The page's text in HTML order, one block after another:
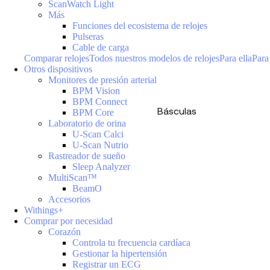
Básculas
ScanWatch Light
Más
Funciones del ecosistema de relojes
Pulseras
Cable de carga
Comparar relojesTodos nuestros modelos de relojesPara ella
Otros dispositivos
Monitores de presión arterial
BPM Vision
BPM Connect
BPM Core
Laboratorio de orina
U-Scan Calci
U-Scan Nutrio
Rastreador de sueño
Sleep Analyzer
MultiScan™
BeamO
Accesorios
Withings+
Comprar por necesidad
Corazón
Controla tu frecuencia cardíaca
Gestionar la hipertensión
Registrar un ECG